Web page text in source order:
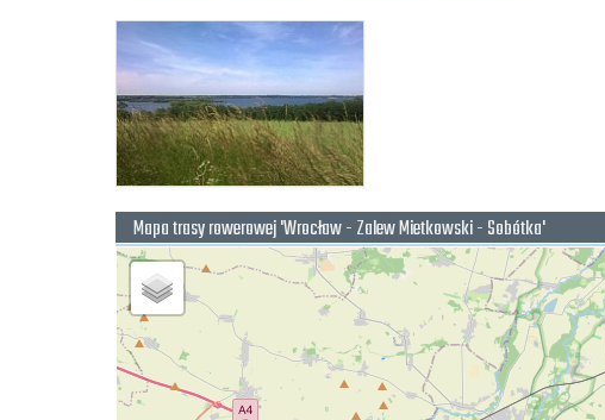
Mapa trasy rowerowej 'Wrocław - Zalew Mietkowski - Sobótka'